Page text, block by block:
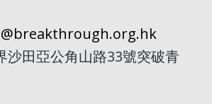
沙田亞公角山路33號突破青